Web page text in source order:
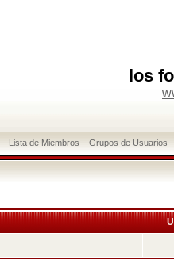
los
Lista de Miembros Grupos de Usuarios